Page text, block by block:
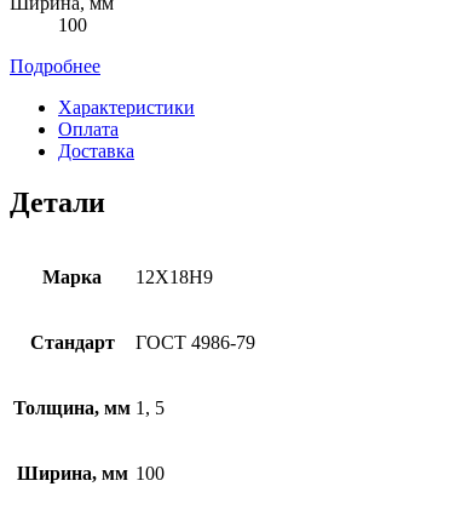
100
Подробнее
Характеристики
Оплата
Доставка
Детали
Марка 12Х18Н9
Стандарт ГОСТ 4986-79
Толщина, мм 1, 5
Ширина, мм 100